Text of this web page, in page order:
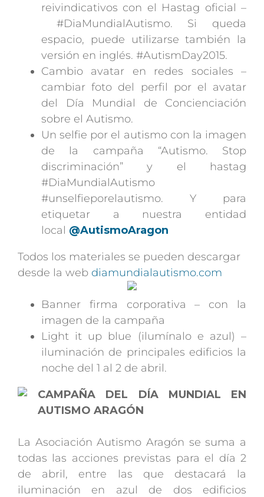
reivindicativos con el Hastag oficial –
#DiaMundialAutismo. Si queda
espacio, puede utilizarse también la
versión en inglés. #AutismDay2015.
Cambio avatar en redes sociales –
cambiar foto del perfil por el avatar
del Día Mundial de Concienciación
sobre el Autismo.
Un selfie por el autismo con la imagen
de la campaña “Autismo. Stop
discriminación” y el hastag
#DiaMundialAutismo
#unselfieporelautismo. Y para
etiquetar a nuestra entidad
local @AutismoAragon
Todos los materiales se pueden descargar
desde la web diamundialautismo.com
Banner firma corporativa – con la
imagen de la campaña
Light it up blue (ilumínalo e azul) –
iluminación de principales edificios la
noche del 1 al 2 de abril.
CAMPAÑA DEL DÍA MUNDIAL EN
AUTISMO ARAGÓN
La Asociación Autismo Aragón se suma a
todas las acciones previstas para el día 2
de abril, entre las que destacará la
iluminación en azul de dos edificios